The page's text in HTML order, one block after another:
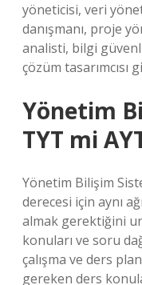
yöneticisi, veri
danışmanı, proje
analisti, bilgi
çözüm tasarımcısı
Yönetim
TYT mi
Yönetim Bilişim
derecesi için aynı
almak gerektiğini
konuları ve soru
çalışma ve ders
gereken ders